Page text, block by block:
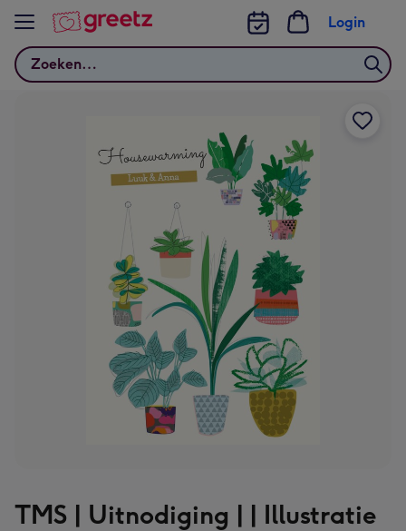
Bekijk meer
Zoeken
Login
TMS | Uitnodiging | | Illustratie